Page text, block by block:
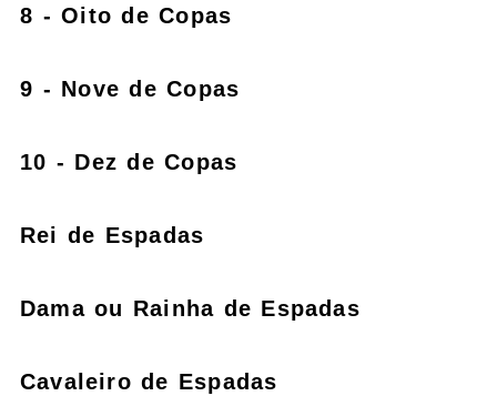
8 - Oito de Copas
9 - Nove de Copas
10 - Dez de Copas
Rei de Espadas
Dama ou Rainha de Espadas
Cavaleiro de Espadas